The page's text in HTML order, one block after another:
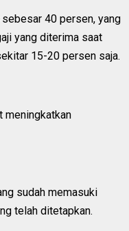
sebesar 40 persen, yang
yang diterima saat
15-20 persen saja.
meningkatkan
sudah memasuki
telah ditetapkan.